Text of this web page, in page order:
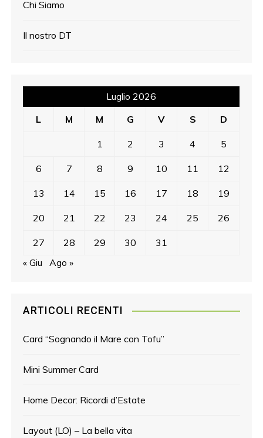
Chi Siamo
Il nostro DT
Luglio 2026
L
M M G V S D
1 2 3 4 5
6 7 8 9 10 11 12
13 14 15 16 17 18 19
20 21 22 23 24 25 26
27 28 29 30
31
« Giu
Ago »
ARTICOLI RECENTI
Card “Sognando il Mare con Tofu”
Mini Summer Card
Home Decor: Ricordi d’Estate
Layout (LO) – La bella vita